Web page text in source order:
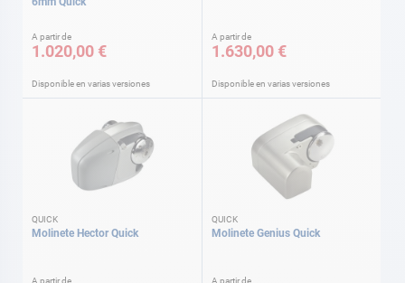
A partir de
1.020,00 €
Disponible en varias versiones
A partir de
1.630,00 €
Disponible en varias versiones
QUICK
Molinete Hector Quick
A partir de
QUICK
Molinete Genius Quick
A partir de